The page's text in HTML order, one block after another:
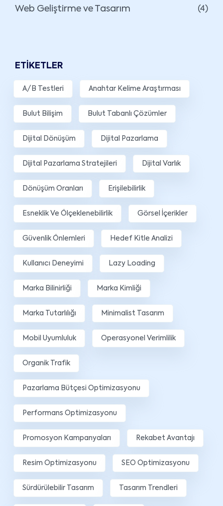
Web Geliştirme ve Tasarım (4)
ETIKETLER
A/B Testleri Anahtar Kelime Araştırması
Bulut Bilişim Bulut Tabanlı Çözümler
Dijital Dönüşüm Dijital Pazarlama
Dijital Pazarlama Stratejileri Dijital Varlık
Dönüşüm Oranları Erişilebilirlik
Esneklik Ve Ölçeklenebilirlik Görsel İçerikler
Güvenlik Önlemleri Hedef Kitle Analizi
Kullanıcı Deneyimi Lazy Loading
Marka Bilinirliği Marka Kimliği
Marka Tutarlılığı Minimalist Tasarım
Mobil Uyumluluk Operasyonel Verimlilik
Organik Trafik
Pazarlama Bütçesi Optimizasyonu
Performans Optimizasyonu
Promosyon Kampanyaları Rekabet Avantajı
Resim Optimizasyonu SEO Optimizasyonu
Sürdürülebilir Tasarım Tasarım Trendleri